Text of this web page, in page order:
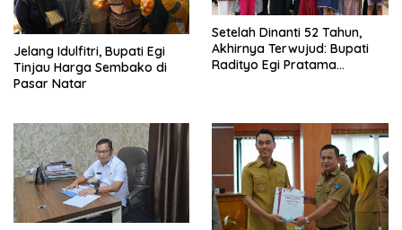
Jelang Idulfitri, Bupati Egi
Tinjau Harga Sembako di
Pasar Natar
Setelah Dinanti 52 Tahun,
Akhirnya Terwujud: Bupati
Radityo Egi Pratama